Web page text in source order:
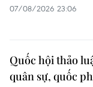
07/08/2026 23:06
Quốc hội thảo
quân sự, quốc